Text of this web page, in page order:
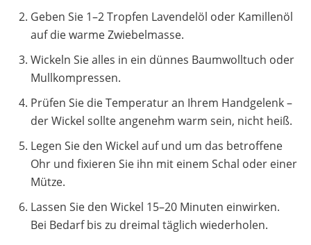
Geben Sie 1–2 Tropfen Lavendelöl oder Kamillenöl
auf die warme Zwiebelmasse.
Wickeln Sie alles in ein dünnes Baumwolltuch oder
Mullkompressen.
Prüfen Sie die Temperatur an Ihrem Handgelenk –
der Wickel sollte angenehm warm sein, nicht heiß.
Legen Sie den Wickel auf und um das betroffene
Ohr und fixieren Sie ihn mit einem Schal oder einer
Mütze.
Lassen Sie den Wickel 15–20 Minuten einwirken.
Bei Bedarf bis zu dreimal täglich wiederholen.